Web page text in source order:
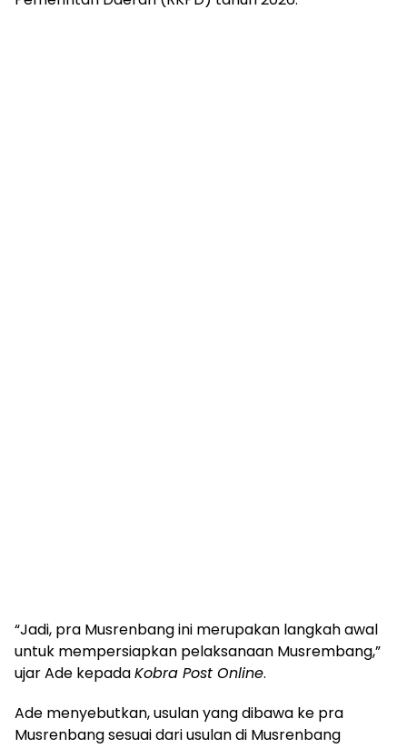
“Jadi, pra Musrenbang ini merupakan langkah awal
untuk mempersiapkan pelaksanaan Musrembang,”
ujar Ade kepadaKobra Post Online.
Ade menyebutkan, usulan yang dibawa ke pra
Musrenbang sesuai dari usulan di Musrenbang